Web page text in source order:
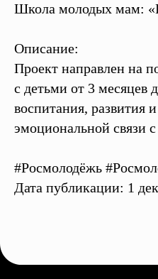
Школа молодых мам:
Описание:
Проект направлен на
с детьми от 3 месяцев
воспитания, развития
эмоциональной связи
#Росмолодёжь
Дата публикации: 1